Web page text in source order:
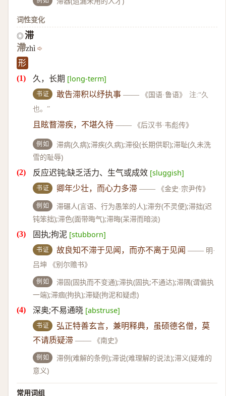
词性变化
◎ 滞
滯zhì
形
久，长期 [long-term]
书证 敢告滞积以纾执事 —— 《国语·鲁语》
注:“久
也。”
且眩瞀滞疾，不堪久待 —— 《后汉书·韦彪传》
例如
滞病(久病);滞疾(久病);滞役(长期供职);滞耻(久未洗
雪的耻辱)
反应迟钝;缺乏活力、生气或成效 [sluggish]
书证 卿年少壮，而心力多滞 —— 《金史·宗尹传》
例如
滞碾人(言语、行为愚笨的人);滞夯(不灵便);滞拙(迟
钝笨拙);滞色(面带晦气);滞晦(呆滞而暗淡)
固执;拘泥 [stubborn]
书证 故良知不滞于见闻，而亦不离于见闻 —— 明·
吕坤 《别尔赡书》
例如
滞固(固执而不变通);滞执(固执;不通达);滞隅(谓偏执
一端);滞痼(拘执);滞疑(拘泥和疑虑)
深奥;不易通晓 [abstruse]
书证
弘正特善玄言，兼明释典，虽硕德名僧，莫
不请质疑滞 —— 《南史》
例如
滞例(难解的条例);滞说(难理解的说法);滞义(疑难的
意义)
常用词组